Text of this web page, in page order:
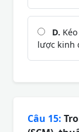
D.
lược kinh
Câu 15: